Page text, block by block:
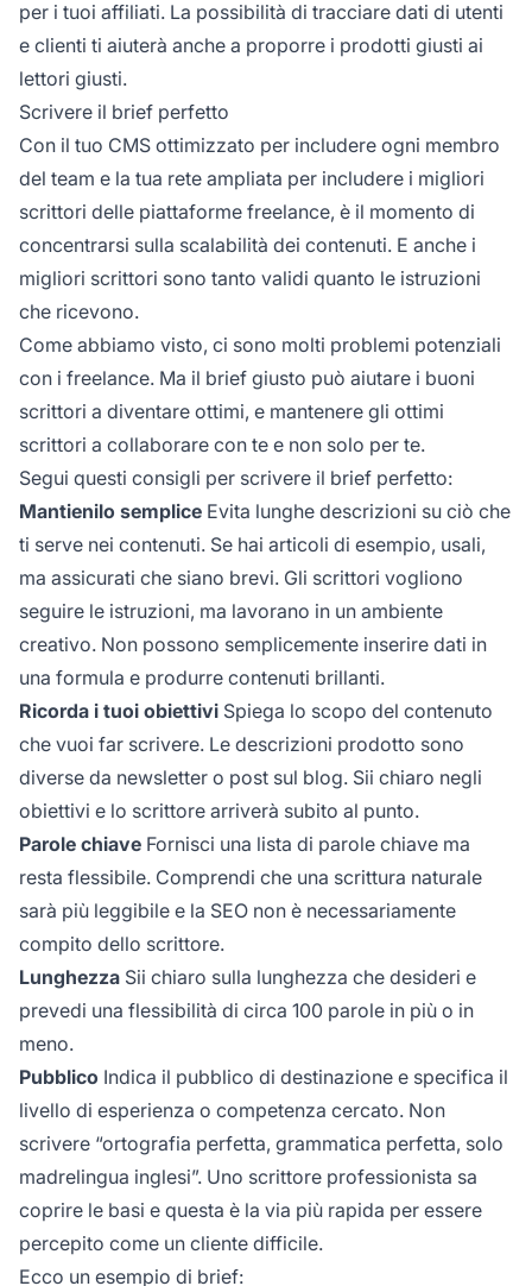
per i tuoi affiliati. La possibilità di tracciare dati di utenti
e clienti ti aiuterà anche a proporre i prodotti giusti ai
lettori giusti.
Scrivere il brief perfetto
Con il tuo CMS ottimizzato per includere ogni membro
del team e la tua rete ampliata per includere i migliori
scrittori delle piattaforme freelance, è il momento di
concentrarsi sulla scalabilità dei contenuti. E anche i
migliori scrittori sono tanto validi quanto le istruzioni
che ricevono.
Come abbiamo visto, ci sono molti problemi potenziali
con i freelance. Ma il brief giusto può aiutare i buoni
scrittori a diventare ottimi, e mantenere gli ottimi
scrittori a collaborare con te e non solo per te.
Segui questi consigli per scrivere il brief perfetto:
Mantienilo semplice Evita lunghe descrizioni su ciò che
ti serve nei contenuti. Se hai articoli di esempio, usali,
ma assicurati che siano brevi. Gli scrittori vogliono
seguire le istruzioni, ma lavorano in un ambiente
creativo. Non possono semplicemente inserire dati in
una formula e produrre contenuti brillanti.
Ricorda i tuoi obiettivi Spiega lo scopo del contenuto
che vuoi far scrivere. Le descrizioni prodotto sono
diverse da newsletter o post sul blog. Sii chiaro negli
obiettivi e lo scrittore arriverà subito al punto.
Parole chiave Fornisci una lista di parole chiave ma
resta flessibile. Comprendi che una scrittura naturale
sarà più leggibile e la SEO non è necessariamente
compito dello scrittore.
Lunghezza Sii chiaro sulla lunghezza che desideri e
prevedi una flessibilità di circa 100 parole in più o in
meno.
Pubblico Indica il pubblico di destinazione e specifica il
livello di esperienza o competenza cercato. Non
scrivere “ortografia perfetta, grammatica perfetta, solo
madrelingua inglesi”. Uno scrittore professionista sa
coprire le basi e questa è la via più rapida per essere
percepito come un cliente difficile.
Ecco un esempio di brief: